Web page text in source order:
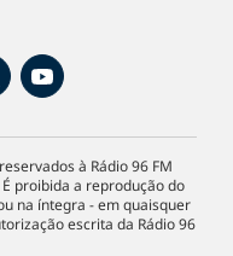
à Rádio 96 FM
proibida a reprodução do
na íntegra - em quaisquer
escrita da Rádio 96